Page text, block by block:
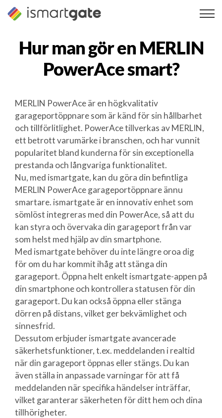
Hoppa
till
Hur man gör en MERLIN
PowerAcesmart?
MERLIN PowerAce är en högkvalitativ
garageportöppnare som är känd för sin hållbarhet
och tillförlitlighet. PowerAce tillverkas av MERLIN,
ett betrott varumärke i branschen, och har vunnit
popularitet bland kunderna för sin exceptionella
prestanda och långvariga funktionalitet.
Nu, med ismartgate, kan du göra din befintliga
MERLIN PowerAce garageportöppnare ännu
smartare. ismartgate är en innovativ enhet som
sömlöst integreras med din PowerAce, så att du
kan styra och övervaka din garageport från var
som helst med hjälp av din smartphone.
Med ismartgate behöver du inte längre oroa dig
för om du har kommit ihåg att stänga din
garageport. Öppna helt enkelt ismartgate-appen på
din smartphone och kontrollera statusen för din
garageport. Du kan också öppna eller stänga
dörren på distans, vilket ger bekvämlighet och
sinnesfrid.
Dessutom erbjuder ismartgate avancerade
säkerhetsfunktioner, t.ex. meddelanden i realtid
när din garageport öppnas eller stängs. Du kan
även ställa in anpassade varningar för att få
meddelanden när specifika händelser inträffar,
vilket garanterar säkerheten för ditt hem och dina
tillhörigheter.